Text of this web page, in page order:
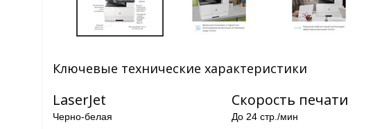
Ключевые технические характеристики
LaserJet
Черно-белая
Скорость печати
До 24 стр./мин